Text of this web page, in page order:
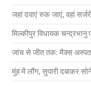
जहां दवाएं रुक जाएं, वहां
मिल्कीपुर विधायक चन्द्रभानु
जांच से जीत तक: मैक्स
मुंह में लौंग, सुपारी दबाकर